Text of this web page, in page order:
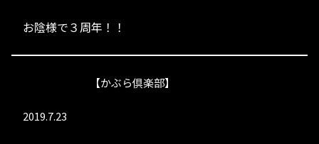
お陰様で３周年！！
【かぶら倶楽部】
2019.7.23